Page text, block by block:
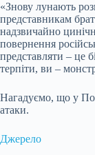
«Знову лунають
представникам
надзвичайно
повернення
представляти – це
терпіти, ви –
Нагадуємо, що у
атаки.
Джерело